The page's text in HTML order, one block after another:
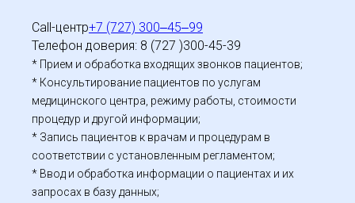
Call-центр+7 (727) 300‒45‒99
Телефон доверия: 8 (727 )300-45-39
* Прием и обработка входящих звонков пациентов;
* Консультирование пациентов по услугам
медицинского центра, режиму работы, стоимости
процедур и другой информации;
* Запись пациентов к врачам и процедурам в
соответствии с установленным регламентом;
* Ввод и обработка информации о пациентах и их
запросах в базу данных;